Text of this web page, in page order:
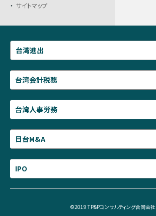
サイトマップ
台湾進出
台湾会計税務
台湾人事労務
日台M&A
IPO
©2019 TP&Pコンサルティング合同会社